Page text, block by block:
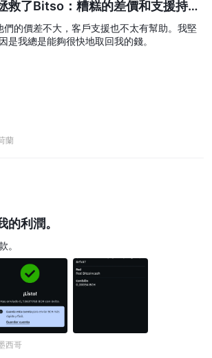
救了Bitso：糟糕的差價和支援持續
的價差不大，客戶支援也不太有幫助。我堅
是我總是能夠很快地取回我的錢。
蘭
的利潤。
。
西哥